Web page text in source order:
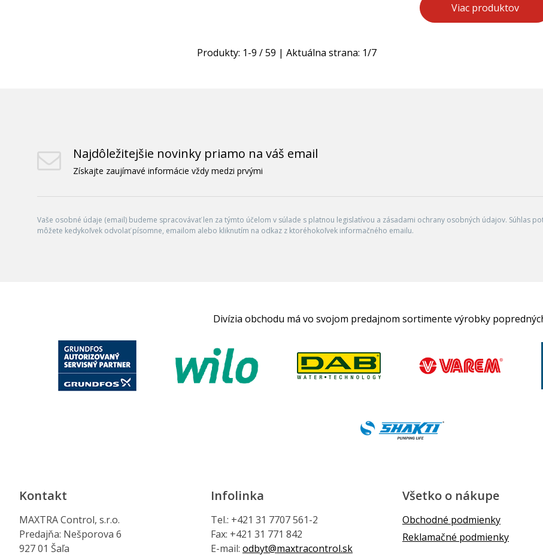
Viac produktov
Produkty: 1-9 /59 | Aktuálna strana: 1/7
Najdôležitejšie novinky priamo na váš email
Získajte zaujímavé informácie vždy medzi prvými
Vaše osobné údaje (email) budeme spracovávať len za týmto účelom v súlade s platnou legislatívou a zásadami ochrany osobných údajov. Súhlas
môžete kedykoľvek odvolať písomne, emailom alebo kliknutím na odkaz z ktoréhokoľvek informačného emailu.
Divízia obchodu má vo svojom predajnom sortimente výrobky
Kontakt
MAXTRA Control, s.r.o.
Predajňa: Nešporova 6
927 01 Šaľa
Infolinka
Tel.: +421 31 7707 561-2
Fax: +421 31 771 842
E-mail: odbyt@maxtracontrol.sk
Všetko o nákupe
Obchodné podmienky
Reklamačné podmienky